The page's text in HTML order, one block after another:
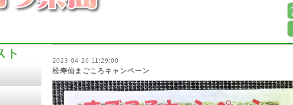
2023-04-26 11:29:00
松寿仙まごころキャンペーン